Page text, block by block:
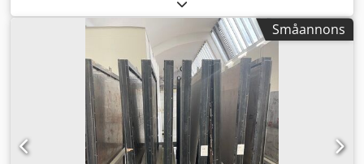
1420 x 1020 mm Minsta arkformat: 700 x 500 mm Största
stanskraft: 600 t Gripkant: 18 – 22 mm Maximalt
slagantal/timme: 6000 Bearbetningsbara material: Kartong
100 – 1000 g/m² Wellpapp F, E, B, C, F/F, F/E, F/B, E/E, E/B
Dodpfozg D I Nsx Aatjck - Plansch stansemaskin med
nyttoseparationsstation, inläggare för mellanark och
förstaplingsenhet, arbetsplattform - 1 x förberedelsetabell
för extern verktygsberedning - 6 x ramar för
utmatningsformar - 6 x slutramar för stansverktyg - 6 x
Småannons